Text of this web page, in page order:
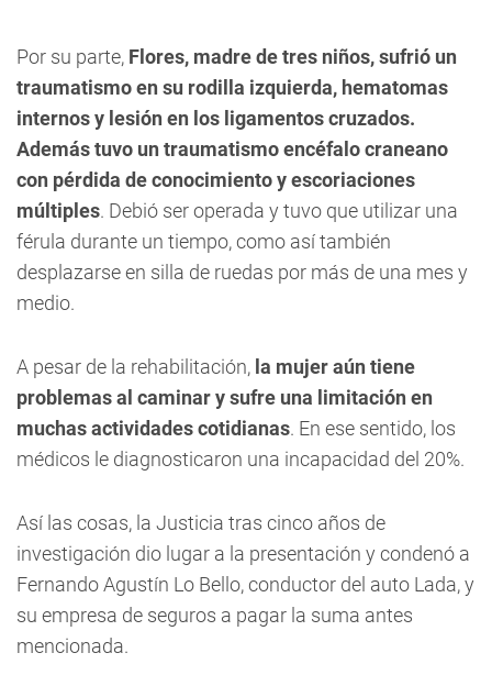
Por su parte, Flores, madre de tres niños, sufrió un
traumatismo en su rodilla izquierda, hematomas
internos y lesión en los ligamentos cruzados.
Además tuvo un traumatismo encéfalo craneano
con pérdida de conocimiento y escoriaciones
múltiples. Debió ser operada y tuvo que utilizar una
férula durante un tiempo, como así también
desplazarse en silla de ruedas por más de una mes y
medio.
A pesar de la rehabilitación, la mujer aún tiene
problemas al caminar y sufre una limitación en
muchas actividades cotidianas. En ese sentido, los
médicos le diagnosticaron una incapacidad del 20%.
Así las cosas, la Justicia tras cinco años de
investigación dio lugar a la presentación y condenó a
Fernando Agustín Lo Bello, conductor del auto Lada, y
su empresa de seguros a pagar la suma antes
mencionada.